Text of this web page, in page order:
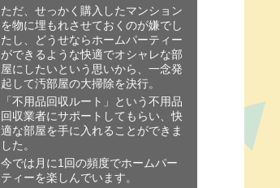
ただ、せっかく購入したマンション
を物に埋もれさせておくのが嫌でし
たし、どうせならホームパーティー
ができるような快適でオシャレな部
屋にしたいという思いから、一念発
起して汚部屋の大掃除を決行。
「不用品回収ルート」という不用品
回収業者にサポートしてもらい、快
適な部屋を手に入れることができま
した。
今では月に1回の頻度でホームパー
ティーを楽しんでいます。